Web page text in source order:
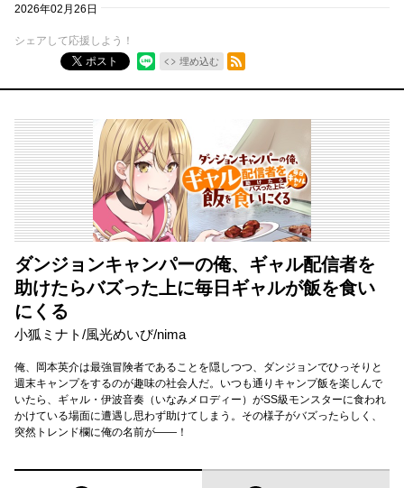
2026年02月26日
シェアして応援しよう！
ポスト
埋め込む
RSSフィード
ダンジョンキャンパーの俺、ギャル配信者を
助けたらバズった上に毎日ギャルが飯を食い
にくる
小狐ミナト/風光めいび/nima
俺、岡本英介は最強冒険者であることを隠しつつ、ダンジョンでひっそりと
週末キャンプをするのが趣味の社会人だ。いつも通りキャンプ飯を楽しんで
いたら、ギャル・伊波音奏（いなみメロディー）がSS級モンスターに食われ
かけている場面に遭遇し思わず助けてしまう。その様子がバズったらしく、
突然トレンド欄に俺の名前が――！